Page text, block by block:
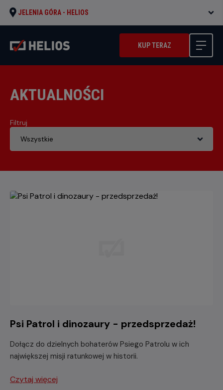
JELENIA GÓRA - HELIOS
KUP TERAZ
AKTUALNOŚCI
Filtruj
Psi Patrol i dinozaury - przedsprzedaż!
Dołącz do dzielnych bohaterów Psiego Patrolu w ich
największej misji ratunkowej w historii.
Czytaj więcej